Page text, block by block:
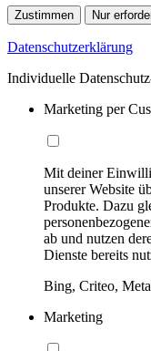
Zustimmen Nur
Datenschutzerklärung
Individuelle
Marketing per
Mit deiner
unserer Website
Produkte. Dazu
ab und nutzen
Dienste bereits
Bing, Criteo,
Marketing